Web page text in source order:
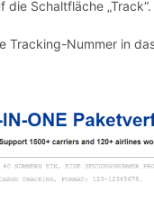
die Schaltfläche „Track“.
Tracking-Nummer in